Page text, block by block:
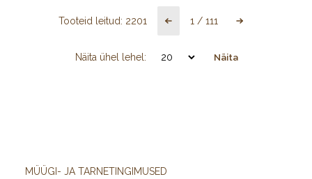
Tooteid leitud: 2201 1 / 111
Näita ühel lehel: Näita
MÜÜGI- JA TARNETINGIMUSED